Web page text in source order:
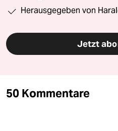
Herausgegeben von
Jetzt
50 Kommentare